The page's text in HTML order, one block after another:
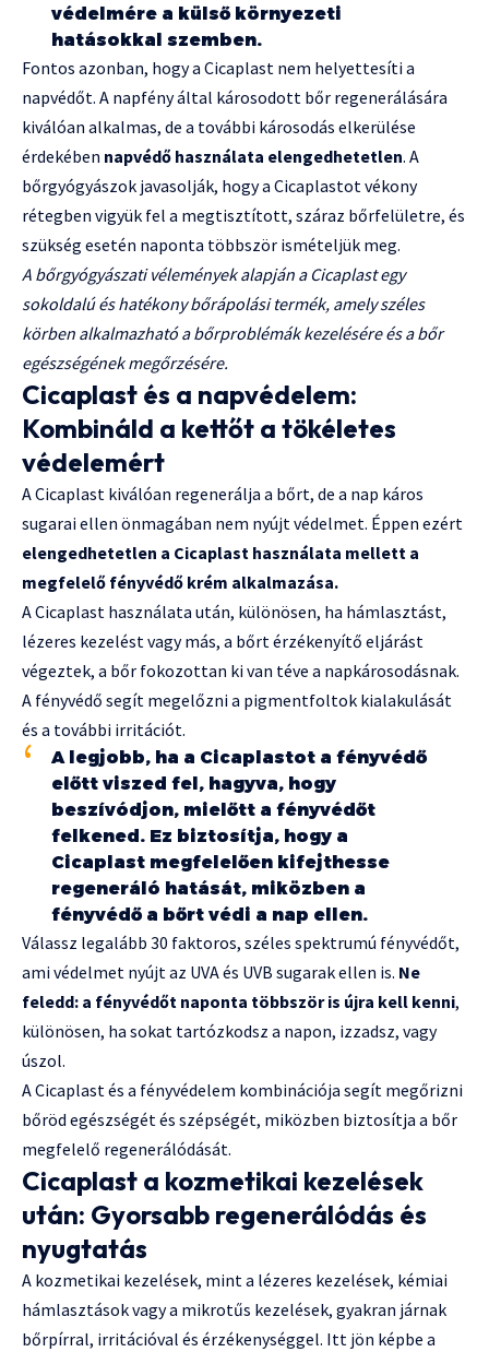
védelmére a külső környezeti
hatásokkal szemben.
Fontos azonban, hogy a Cicaplast nem helyettesíti a
napvédőt. A napfény által károsodott bőr regenerálására
kiválóan alkalmas, de a további károsodás elkerülése
érdekében napvédő használata elengedhetetlen. A
bőrgyógyászok javasolják, hogy a Cicaplastot vékony
rétegben vigyük fel a megtisztított, száraz bőrfelületre, és
szükség esetén naponta többször ismételjük meg.
A bőrgyógyászati vélemények alapján a Cicaplast egy
sokoldalú és hatékony bőrápolási termék, amely széles
körben alkalmazható a bőrproblémák kezelésére és a bőr
egészségének megőrzésére.
Cicaplast és a napvédelem:
Kombináld a kettőt a tökéletes
védelemért
A Cicaplast kiválóan regenerálja a bőrt, de a nap káros
sugarai ellen önmagában nem nyújt védelmet. Éppen ezért
elengedhetetlen a Cicaplast használata mellett a
megfelelő fényvédő krém alkalmazása.
A Cicaplast használata után, különösen, ha hámlasztást,
lézeres kezelést vagy más, a bőrt érzékenyítő eljárást
végeztek, a bőr fokozottan ki van téve a napkárosodásnak.
A fényvédő segít megelőzni a pigmentfoltok kialakulását
és a további irritációt.
A legjobb, ha a Cicaplastot a fényvédő
előtt viszed fel, hagyva, hogy
beszívódjon, mielőtt a fényvédőt
felkened. Ez biztosítja, hogy a
Cicaplast megfelelően kifejthesse
regeneráló hatását, miközben a
fényvédő a bőrt védi a nap ellen.
Válassz legalább 30 faktoros, széles spektrumú fényvédőt,
ami védelmet nyújt az UVA és UVB sugarak ellen is. Ne
feledd: a fényvédőt naponta többször is újra kell kenni,
különösen, ha sokat tartózkodsz a napon, izzadsz, vagy
úszol.
A Cicaplast és a fényvédelem kombinációja segít megőrizni
bőröd egészségét és szépségét, miközben biztosítja a bőr
megfelelő regenerálódását.
Cicaplast a kozmetikai kezelések
után: Gyorsabb regenerálódás és
nyugtatás
A kozmetikai kezelések, mint a lézeres kezelések, kémiai
hámlasztások vagy a mikrotűs kezelések, gyakran járnak
bőrpírral, irritációval és érzékenységgel. Itt jön képbe a